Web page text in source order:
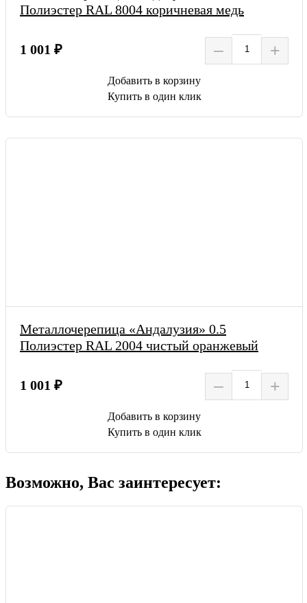
Полиэстер RAL 8004 коричневая медь
1 001 ₽ – +
Добавить в корзину
Купить в один клик
Металлочерепица «Андалузия» 0.5
Полиэстер RAL 2004 чистый оранжевый
1 001 ₽ – +
Добавить в корзину
Купить в один клик
Возможно, Вас заинтересует: